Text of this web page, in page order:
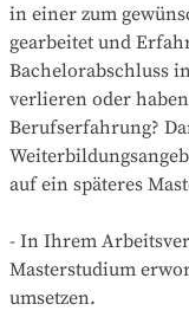
in einer zum
gearbeitet und
Bachelorabschluss
verlieren oder
Berufserfahrung?
auf ein späteres
- In Ihrem
Masterstudium
umsetzen.